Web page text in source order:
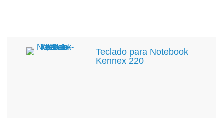
Teclado para Notebook
Kennex 220